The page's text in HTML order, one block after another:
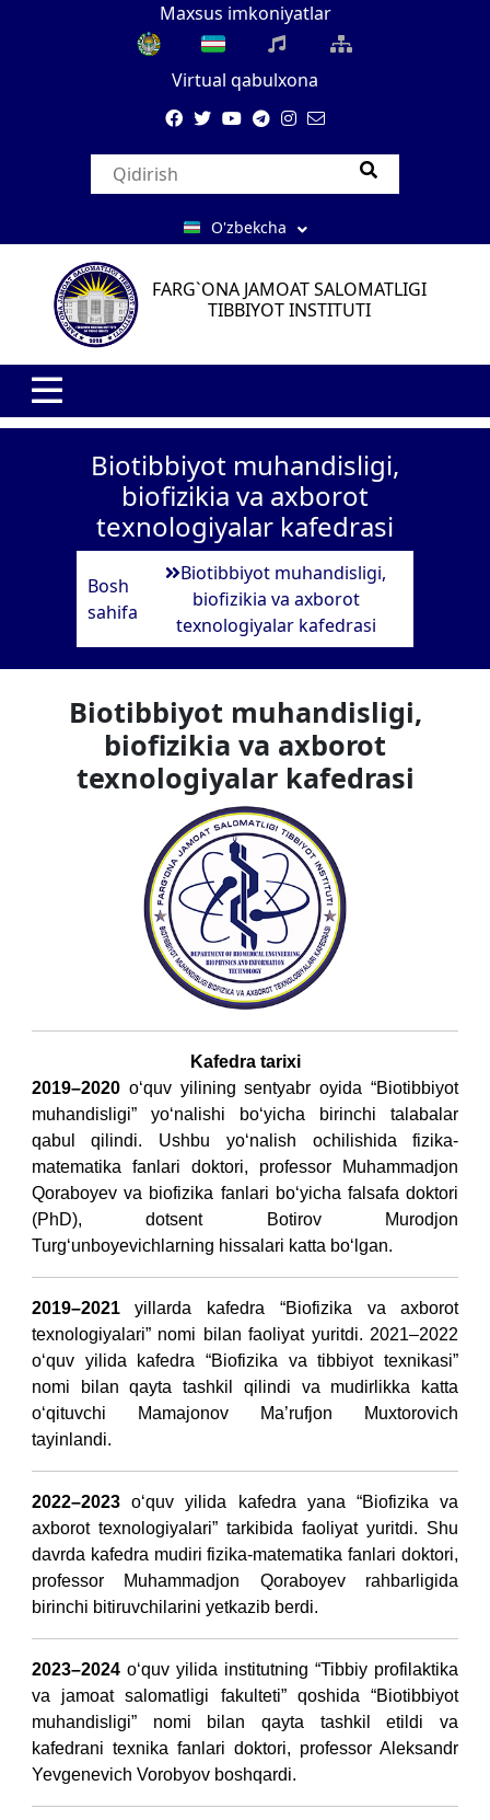
Maxsus imkoniyatlar
Virtual qabulxona
O'zbekcha
FARG`ONA JAMOAT SALOMATLIGI
TIBBIYOT INSTITUTI
Biotibbiyot muhandisligi,
biofizikia va axborot
texnologiyalar kafedrasi
Bosh
sahifa
Biotibbiyot muhandisligi,
biofizikia va axborot
texnologiyalar kafedrasi
Biotibbiyot muhandisligi,
biofizikia va axborot
texnologiyalar kafedrasi
Kafedra tarixi
2019–2020 o‘quv yilining sentyabr oyida “Biotibbiyot
muhandisligi” yo‘nalishi bo‘yicha birinchi talabalar
qabul qilindi. Ushbu yo‘nalish ochilishida fizika-
matematika fanlari doktori, professor Muhammadjon
Qoraboyev va biofizika fanlari bo‘yicha falsafa doktori
(PhD), dotsent Botirov Murodjon
Turg‘unboyevichlarning hissalari katta bo‘lgan.
2019–2021yillarda kafedra “Biofizika va axborot
texnologiyalari” nomi bilan faoliyat yuritdi. 2021–2022
o‘quv yilida kafedra “Biofizika va tibbiyot texnikasi”
nomi bilan qayta tashkil qilindi va mudirlikka katta
o‘qituvchi Mamajonov Ma’rufjon Muxtorovich
tayinlandi.
2022–2023o‘quv yilida kafedra yana “Biofizika va
axborot texnologiyalari” tarkibida faoliyat yuritdi. Shu
davrda kafedra mudiri fizika-matematika fanlari doktori,
professor Muhammadjon Qoraboyev rahbarligida
birinchi bitiruvchilarini yetkazib berdi.
2023–2024o‘quv yilida institutning “Tibbiy profilaktika
va jamoat salomatligi fakulteti” qoshida “Biotibbiyot
muhandisligi” nomi bilan qayta tashkil etildi va
kafedrani texnika fanlari doktori, professor Aleksandr
Yevgenevich Vorobyov boshqardi.